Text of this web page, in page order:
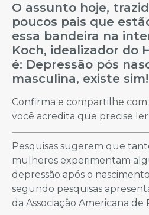
O assunto hoje,
poucos pais que
essa bandeira na
Koch, idealizador do
é: Depressão pós
masculina, existe sim!
Confirma e compartilhe
você acredita que precise
Pesquisas sugerem que
mulheres experimentam
depressão após o
segundo pesquisas
da Associação Americana de